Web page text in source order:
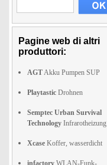
Pagine web di altri
produttori:
AGTAkku Pumpen SUP
Playtastic Drohnen
Semptec Urban Survival
Technology Infrarotheizung
Xcase Koffer, wasserdicht
infactory WLAN-Funk-